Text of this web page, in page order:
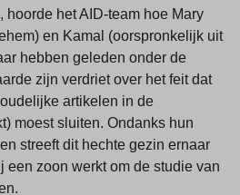
hoorde het AID-team hoe Mary
en Kamal (oorspronkelijk uit
hebben geleden onder de
zijn verdriet over het feit dat
artikelen in de
moest sluiten. Ondanks hun
streeft dit hechte gezin ernaar
een zoon werkt om de studie van